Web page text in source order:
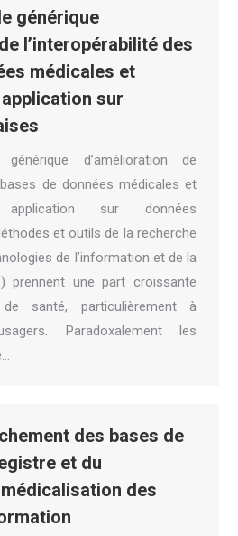
générique
l’interopérabilité des
médicales et
sur
d’amélioration de
de données médicales et
sur données
et outils de la recherche
de l’information et de la
prennent une part croissante
santé, particulièrement à
Paradoxalement les
des bases de
et du
des